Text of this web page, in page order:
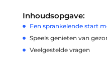
Inhoudsopgave:
Een sprankelende start
Speels genieten van
Veelgestelde vragen